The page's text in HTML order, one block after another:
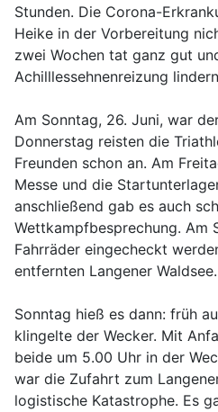
Stunden. Die Corona-
Heike in der Vorbereitung
zwei Wochen tat ganz gut
Achilllessehnenreizung
Am Sonntag, 26. Juni, war
Donnerstag reisten die
Freunden schon an. Am
Messe und die
anschließend gab es auch
Wettkampfbesprechung. Am
Fahrräder eingecheckt
entfernten Langener Waldsee.
Sonntag hieß es dann: früh
klingelte der Wecker. Mit
beide um 5.00 Uhr in der
war die Zufahrt zum
logistische Katastrophe. Es